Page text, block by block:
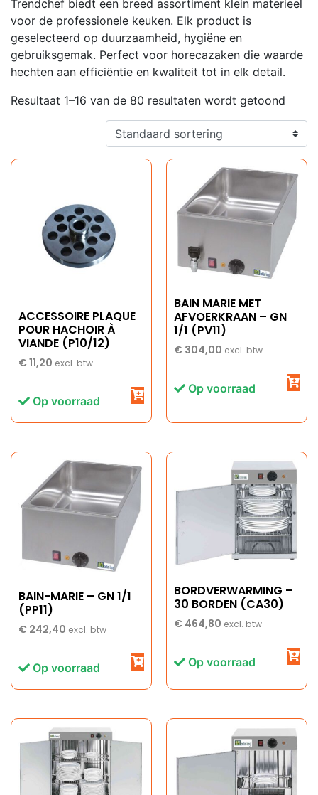
Trendchef biedt een breed assortiment klein materieel
voor de professionele keuken. Elk product is
geselecteerd op duurzaamheid, hygiëne en
gebruiksgemak. Perfect voor horecazaken die waarde
hechten aan efficiëntie en kwaliteit tot in elk detail.
Resultaat 1–16 van de 80 resultaten wordt getoond
ACCESSOIRE PLAQUE
POUR HACHOIR À
VIANDE (P10/12)
€11,20 excl. btw
Op voorraad
BAIN MARIE MET
AFVOERKRAAN – GN
1/1 (PV11)
€ 304,00 excl. btw
Op voorraad
BAIN-MARIE – GN 1/1
(PP11)
€ 242,40 excl. btw
Op voorraad
BORDVERWARMING –
30 BORDEN (CA30)
€ 464,80 excl. btw
Op voorraad